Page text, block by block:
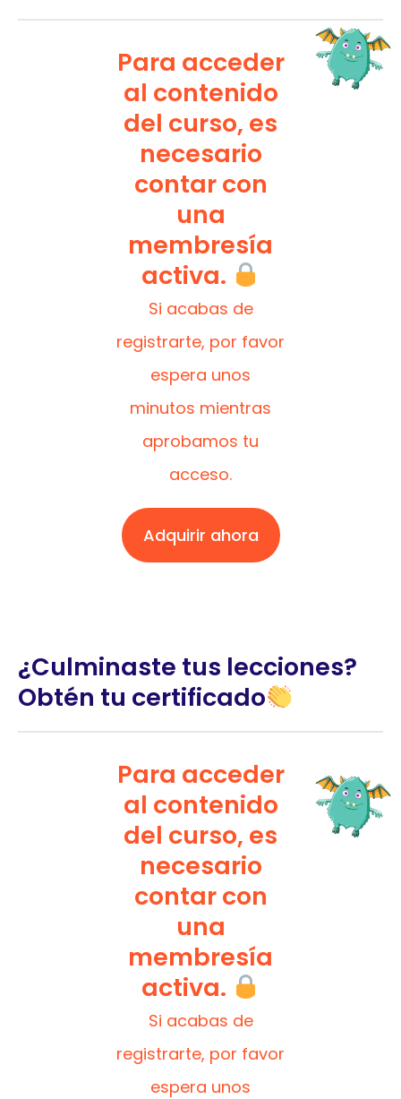
Para acceder
al contenido
del curso, es
necesario
contar con
una
membresía
activa.
Si acabas de
registrarte, por favor
espera unos
minutos mientras
aprobamos tu
acceso.
Adquirir ahora
¿Culminaste tus lecciones?
Obtén tu certificado
Para acceder
al contenido
del curso, es
necesario
contar con
una
membresía
activa.
Si acabas de
registrarte, por favor
espera unos